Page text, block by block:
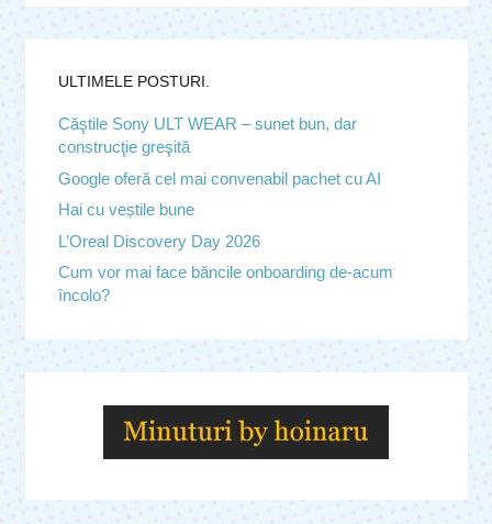
ULTIMELE POSTURI.
Căştile Sony ULT WEAR – sunet bun, dar
construcţie greşită
Google oferă cel mai convenabil pachet cu AI
Hai cu veștile bune
L’Oreal Discovery Day 2026
Cum vor mai face băncile onboarding de-acum
încolo?